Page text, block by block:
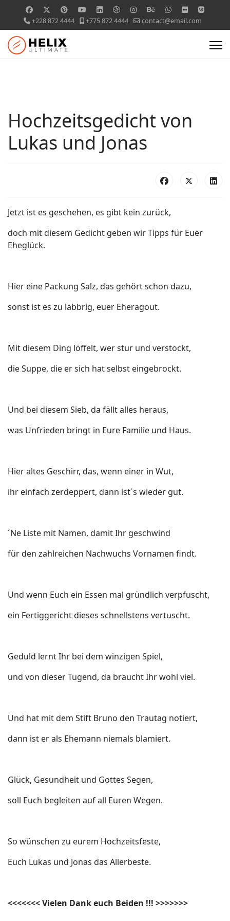
+228 872 4444 +775 872 4444 contact@email.com
Hochzeitsgedicht von
Lukas und Jonas
Jetzt ist es geschehen, es gibt kein zurück,
doch mit diesem Gedicht geben wir Tipps für Euer
Eheglück.
Hier eine Packung Salz, das gehört schon dazu,
sonst ist es zu labbrig, euer Eheragout.
Mit diesem Ding löffelt, wer stur und verstockt,
die Suppe, die er sich hat selbst eingebrockt.
Und bei diesem Sieb, da fällt alles heraus,
was Unfrieden bringt in Eure Familie und Haus.
Hier altes Geschirr, das, wenn einer in Wut,
ihr einfach zerdeppert, dann ist´s wieder gut.
´Ne Liste mit Namen, damit Ihr geschwind
für den zahlreichen Nachwuchs Vornamen findt.
Und wenn Euch ein Essen mal gründlich verpfuscht,
ein Fertiggericht dieses schnellstens vertuscht.
Geduld lernt Ihr bei dem winzigen Spiel,
und von dieser Tugend, da braucht Ihr wohl viel.
Und hat mit dem Stift Bruno den Trautag notiert,
dann ist er als Ehemann niemals blamiert.
Glück, Gesundheit und Gottes Segen,
soll Euch begleiten auf all Euren Wegen.
So wünschen zu eurem Hochzeitsfeste,
Euch Lukas und Jonas das Allerbeste.
<<<<<<< Vielen Dank euch Beiden !!! >>>>>>>